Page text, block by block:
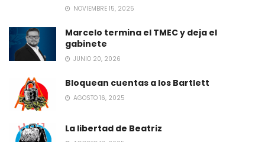
NOVIEMBRE 15, 2025
Marcelo termina el TMEC y deja el
gabinete
JUNIO 20, 2026
Bloquean cuentas a los Bartlett
AGOSTO 16, 2025
La libertad de Beatriz